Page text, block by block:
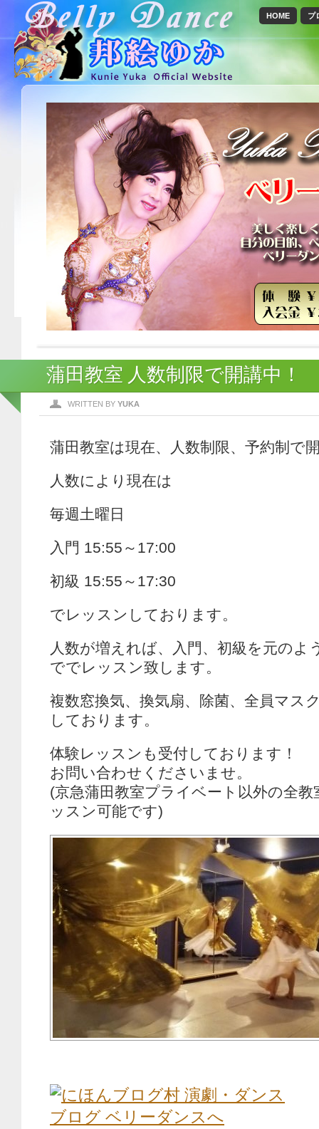
プ
HOME
蒲田教室 人数制限で開講中！
WRITTEN BY YUKA
蒲田教室は現在、人数制限、予約制で
人数により現在は
毎週土曜日
入門 15:55～17:00
初級 15:55～17:30
でレッスンしております。
人数が増えれば、入門、初級を元のよ
ででレッスン致します。
複数窓換気、換気扇、除菌、全員マス
しております。
体験レッスンも受付しております！
お問い合わせくださいませ。
(京急蒲田教室プライベート以外の全
ッスン可能です)